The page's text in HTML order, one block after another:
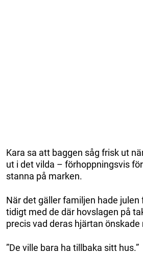
Kara sa att baggen såg frisk ut
ut i det vilda – förhoppningsvis
stanna på marken.
När det gäller familjen hade
tidigt med de där hovslagen på
precis vad deras hjärtan önskade
”De ville bara ha tillbaka sitt hus.”